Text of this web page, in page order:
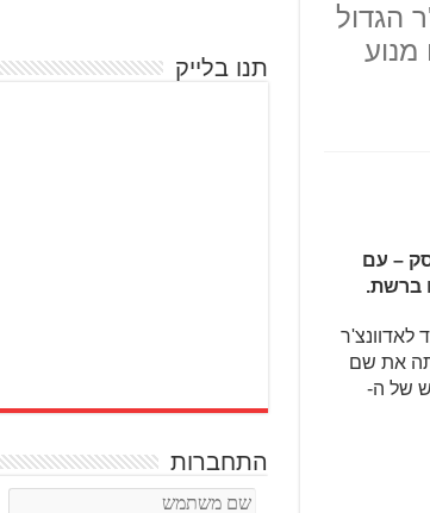
הגדול
– עם
לאדוונצ'ר
את שם
תנו בלייק
התחברות